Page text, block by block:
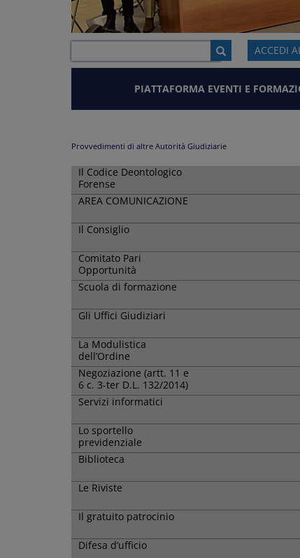
ACCEDI
PIATTAFORMA EVENTI E
Provvedimenti di altre Autorità Giudiziarie
Il Codice Deontologico
Forense
AREA COMUNICAZIONE
Il Consiglio
Comitato Pari
Opportunità
Scuola di formazione
Gli Uffici Giudiziari
La Modulistica
dell’Ordine
Negoziazione (artt. 11 e
6 c. 3-ter D.L. 132/2014)
Servizi informatici
Lo sportello
previdenziale
Biblioteca
Le Riviste
Il gratuito patrocinio
Difesa d’ufficio